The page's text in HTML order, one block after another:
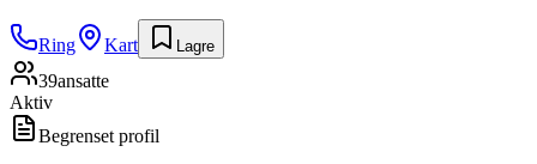
Ring Kart Lagre
39ansatte
Aktiv
Begrenset profil